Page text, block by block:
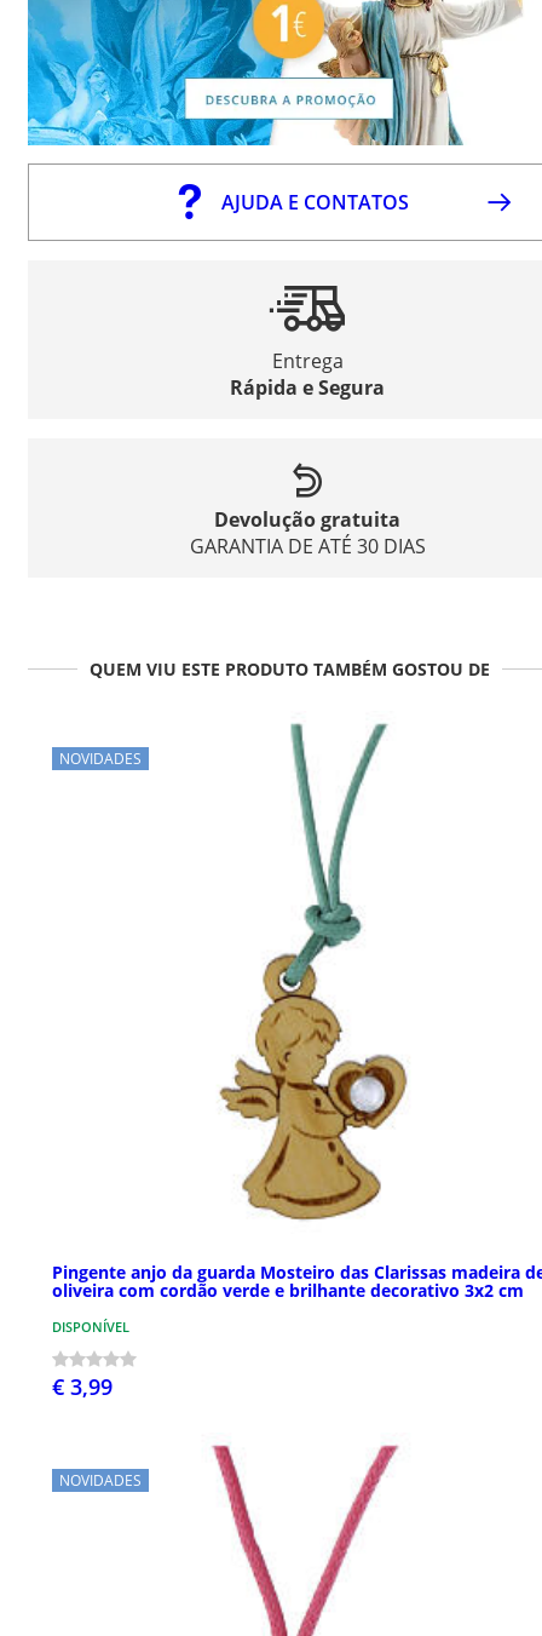
AJUDA E CONTATOS
Entrega
Rápida e Segura
Devolução gratuita
GARANTIA DE ATÉ 30 DIAS
QUEM VIU ESTE PRODUTO TAMBÉM GOSTOU DE
NOVIDADES
Pingente anjo da guarda Mosteiro das Clarissas madeira
oliveira com cordão verde e brilhante decorativo 3x2 cm
DISPONÍVEL
€ 3,99
NOVIDADES